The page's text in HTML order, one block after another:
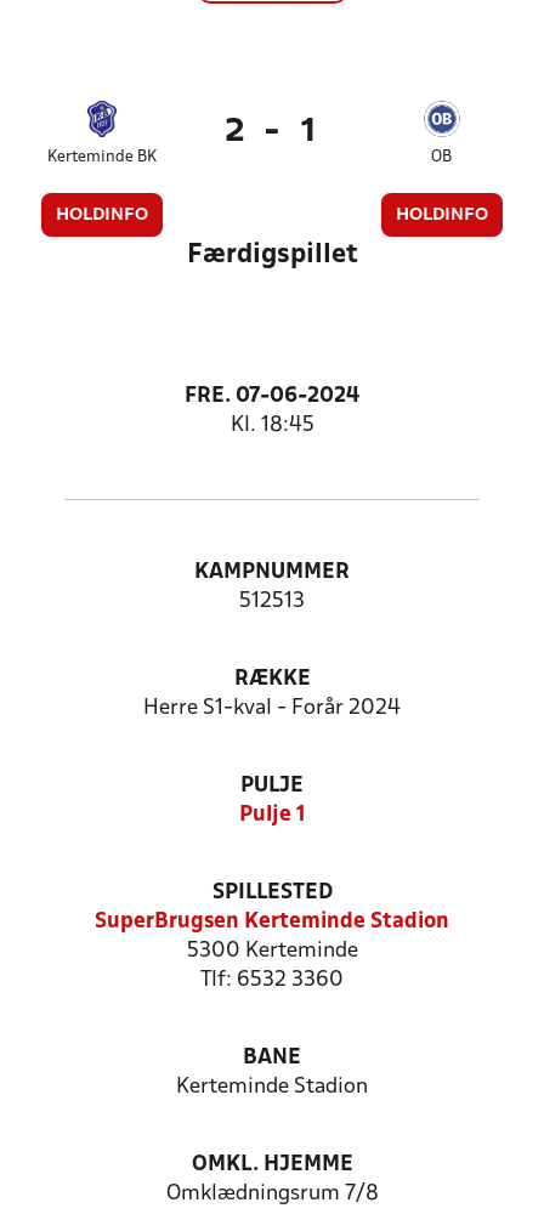
Kerteminde BK
HOLDINFO
2 - 1
OB
HOLDINFO
Færdigspillet
FRE. 07-06-2024
Kl. 18:45
KAMPNUMMER
512513
RÆKKE
Herre S1-kval - Forår 2024
PULJE
Pulje 1
SPILLESTED
SuperBrugsen Kerteminde Stadion
5300 Kerteminde
Tlf: 6532 3360
BANE
Kerteminde Stadion
OMKL. HJEMME
Omklædningsrum 7/8